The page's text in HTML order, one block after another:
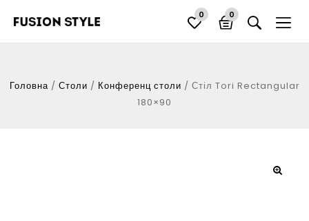
0 0
Головна/ Столи / Конференц столи / Стіл Tori Rectangular
180×90